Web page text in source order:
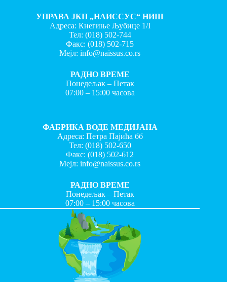
УПРАВА ЈКП „НАИССУС“ НИШ
Адреса: Кнегиње Љубице 1/I
Тел: (018) 502-744
Факс:(018) 502-715
Мејл:info@naissus.co.rs
РАДНО ВРЕМЕ
Понедељак – Петак
07:00 – 15:00 часова
ФАБРИКА ВОДЕ МЕДИЈАНА
Адреса: Петра Пајића бб
Тел: (018) 502-650
Факс:(018) 502-612
Мејл:info@naissus.co.rs
РАДНО ВРЕМЕ
Понедељак – Петак
07:00 – 15:00 часова